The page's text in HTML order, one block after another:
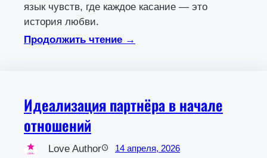
язык чувств, где каждое касание — это
история любви.
Продолжить чтение →
Идеализация партнёра в начале
отношений
Love Author 14 апреля, 2026